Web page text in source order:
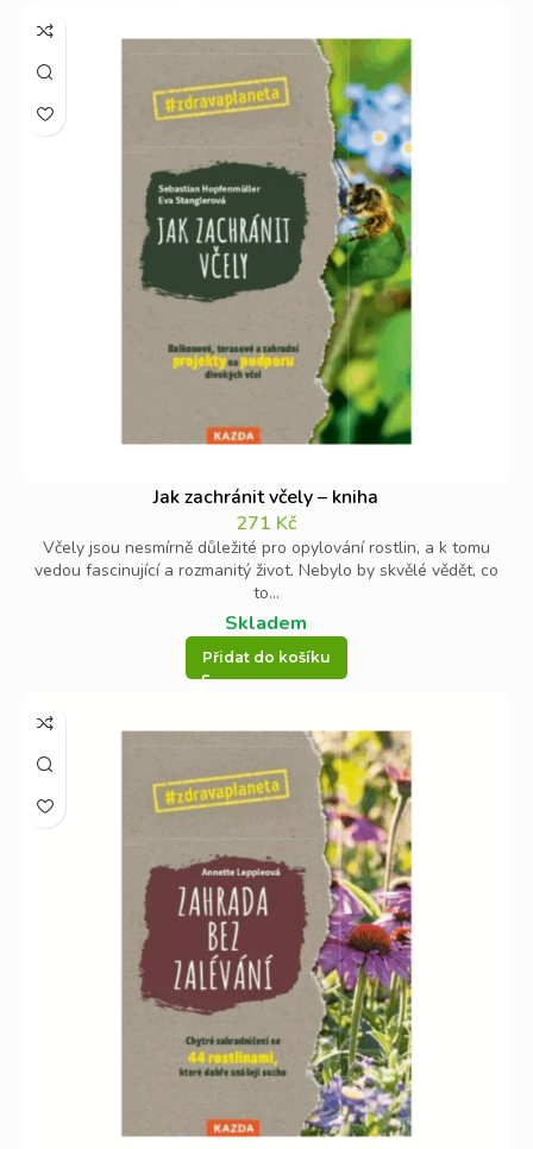
Jak zachránit včely – kniha
271 Kč
Včely jsou nesmírně důležité pro opylování rostlin, a k tomu
vedou fascinující a rozmanitý život. Nebylo by skvělé vědět, co
to...
Skladem
Přidat do košíku